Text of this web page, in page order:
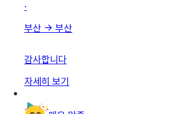
·
부산 → 부산
감사합니다
자세히 보기